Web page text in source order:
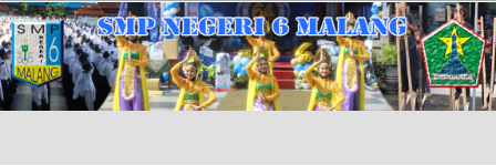
Skip to content